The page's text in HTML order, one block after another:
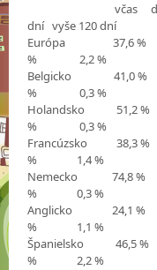
včas do 30 dní
dní vyše 120 dní
Európa 37,6
% 2,2 %
Belgicko 41,0
% 0,3 %
Holandsko
% 0,3 %
Francúzsko
% 1,4 %
Nemecko 74,8
% 0,3 %
Anglicko 24,1
% 1,1 %
Španielsko
% 2,2 %